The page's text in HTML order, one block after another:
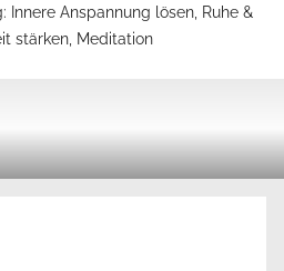
Innere Anspannung lösen, Ruhe &
stärken, Meditation